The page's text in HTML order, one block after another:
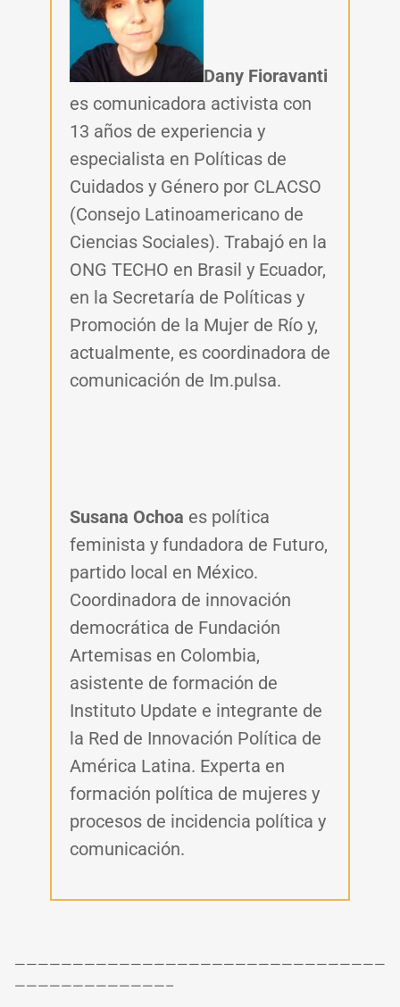
Dany Fioravanti
es comunicadora activista con
13 años de experiencia y
especialista en Políticas de
Cuidados y Género por CLACSO
(Consejo Latinoamericano de
Ciencias Sociales). Trabajó en la
ONG TECHO en Brasil y Ecuador,
en la Secretaría de Políticas y
Promoción de la Mujer de Río y,
actualmente, es coordinadora de
comunicación de Im.pulsa.
Susana Ochoa es política
feminista y fundadora de Futuro,
partido local en México.
Coordinadora de innovación
democrática de Fundación
Artemisas en Colombia,
asistente de formación de
Instituto Update e integrante de
la Red de Innovación Política de
América Latina. Experta en
formación política de mujeres y
procesos de incidencia política y
comunicación.
————————————————————————————————
—————————————–